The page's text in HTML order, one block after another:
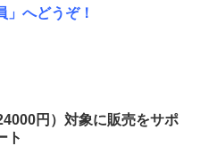
」へどうぞ！
円）対象に販売をサポ
ト